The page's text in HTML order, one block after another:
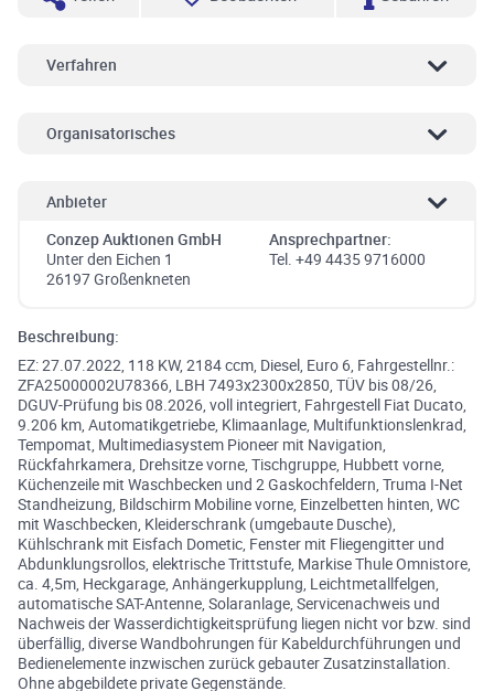
Verfahren
Organisatorisches
Anbieter
Conzep Auktionen GmbH
Unter den Eichen 1
26197 Großenkneten
Ansprechpartner:
Tel. +49 4435 9716000
Beschreibung:
EZ: 27.07.2022, 118 KW, 2184 ccm, Diesel, Euro 6, Fahrgestellnr.:
ZFA25000002U78366, LBH 7493x2300x2850, TÜV bis 08/26,
DGUV-Prüfung bis 08.2026, voll integriert, Fahrgestell Fiat Ducato,
9.206 km, Automatikgetriebe, Klimaanlage, Multifunktionslenkrad,
Tempomat, Multimediasystem Pioneer mit Navigation,
Rückfahrkamera, Drehsitze vorne, Tischgruppe, Hubbett vorne,
Küchenzeile mit Waschbecken und 2 Gaskochfeldern, Truma I-Net
Standheizung, Bildschirm Mobiline vorne, Einzelbetten hinten, WC
mit Waschbecken, Kleiderschrank (umgebaute Dusche),
Kühlschrank mit Eisfach Dometic, Fenster mit Fliegengitter und
Abdunklungsrollos, elektrische Trittstufe, Markise Thule Omnistore,
ca. 4,5m, Heckgarage, Anhängerkupplung, Leichtmetallfelgen,
automatische SAT-Antenne, Solaranlage, Servicenachweis und
Nachweis der Wasserdichtigkeitsprüfung liegen nicht vor bzw. sind
überfällig, diverse Wandbohrungen für Kabeldurchführungen und
Bedienelemente inzwischen zurück gebauter Zusatzinstallation.
Ohne abgebildete private Gegenstände.